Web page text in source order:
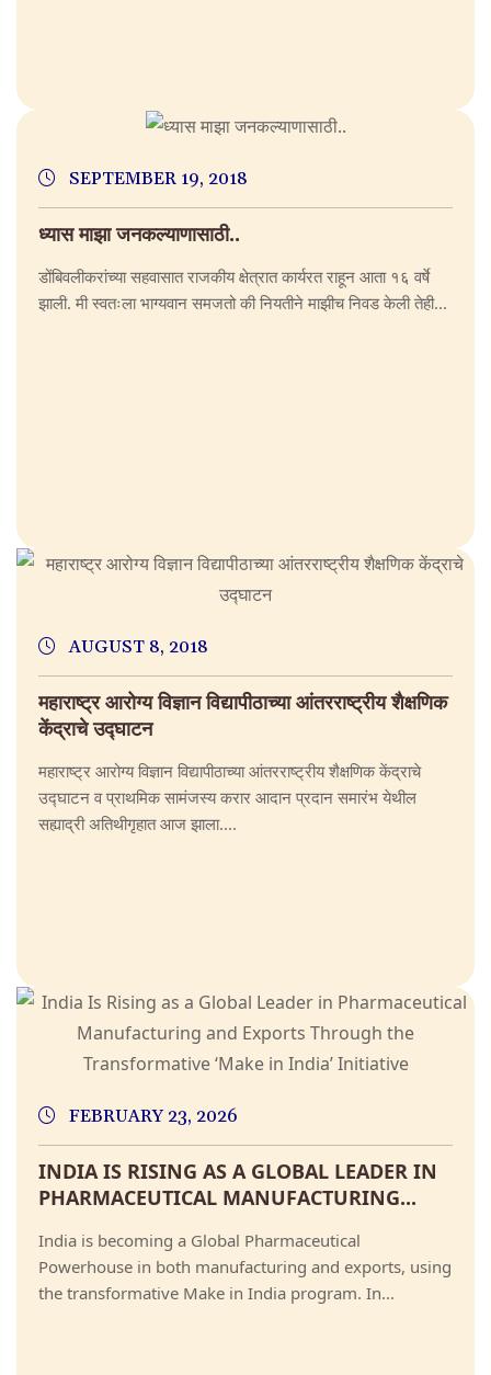
SEPTEMBER 19, 2018
ध्यास माझा जनकल्याणासाठी..
डोंबिवलीकरांच्या सहवासात राजकीय क्षेत्रात कार्यरत राहून आता १६ वर्षे
झाली. मी स्वतःला भाग्यवान समजतो की नियतीने माझीच निवड केली तेही...
AUGUST 8, 2018
महाराष्ट्र आरोग्य विज्ञान विद्यापीठाच्या आंतरराष्ट्रीय शैक्षणिक
केंद्राचे उद्घाटन
महाराष्ट्र आरोग्य विज्ञान विद्यापीठाच्या आंतरराष्ट्रीय शैक्षणिक केंद्राचे
उद्घाटन व प्राथमिक सामंजस्य करार आदान प्रदान समारंभ येथील
सह्याद्री अतिथीगृहात आज झाला....
FEBRUARY 23, 2026
INDIA IS RISING AS A GLOBAL LEADER IN
PHARMACEUTICAL MANUFACTURING...
India is becoming a Global Pharmaceutical
Powerhouse in both manufacturing and exports, using
the transformative Make in India program. In...